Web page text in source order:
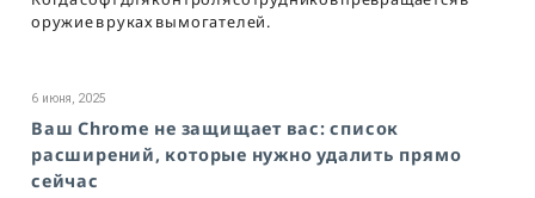
оружие в руках вымогателей.
6 июня, 2025
Ваш Chrome не защищает вас: список
расширений, которые нужно удалить прямо
сейчас